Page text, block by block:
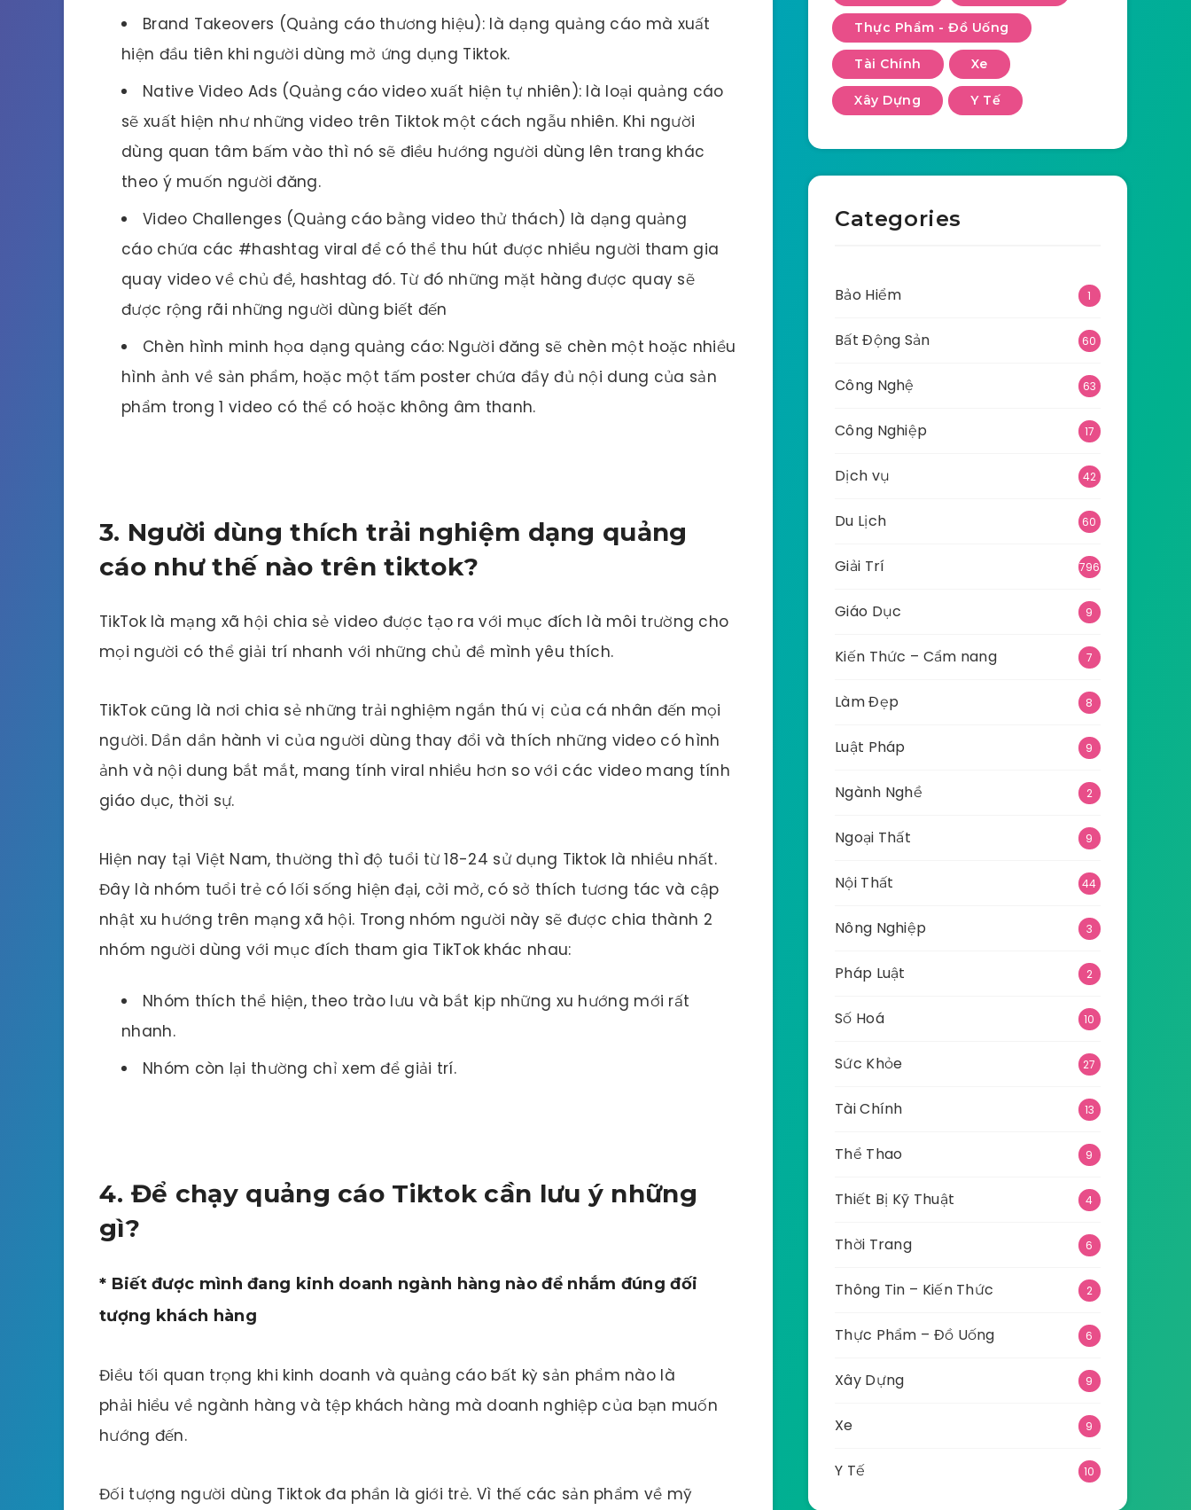
Brand Takeovers (Quảng cáo thương hiệu): là dạng quảng cáo mà xuất
hiện đầu tiên khi người dùng mở ứng dụng Tiktok.
Native Video Ads (Quảng cáo video xuất hiện tự nhiên): là loại quảng cáo
sẽ xuất hiện như những video trên Tiktok một cách ngẫu nhiên. Khi người
dùng quan tâm bấm vào thì nó sẽ điều hướng người dùng lên trang khác
theo ý muốn người đăng.
Video Challenges (Quảng cáo bằng video thử thách) là dạng quảng
cáo chứa các #hashtag viral để có thể thu hút được nhiều người tham gia
quay video về chủ đề, hashtag đó. Từ đó những mặt hàng được quay sẽ
được rộng rãi những người dùng biết đến
Chèn hình minh họa dạng quảng cáo: Người đăng sẽ chèn một hoặc nhiều
hình ảnh về sản phẩm, hoặc một tấm poster chứa đầy đủ nội dung của sản
phẩm trong 1 video có thể có hoặc không âm thanh.
3. Người dùng thích trải nghiệm dạng quảng
cáo như thế nào trên tiktok?
TikTok là mạng xã hội chia sẻ video được tạo ra với mục đích là môi trường cho
mọi người có thể giải trí nhanh với những chủ đề mình yêu thích.
TikTok cũng là nơi chia sẻ những trải nghiệm ngắn thú vị của cá nhân đến mọi
người. Dần dần hành vi của người dùng thay đổi và thích những video có hình
ảnh và nội dung bắt mắt, mang tính viral nhiều hơn so với các video mang tính
giáo dục, thời sự.
Hiện nay tại Việt Nam, thường thì độ tuổi từ 18-24 sử dụng Tiktok là nhiều nhất.
Đây là nhóm tuổi trẻ có lối sống hiện đại, cởi mở, có sở thích tương tác và cập
nhật xu hướng trên mạng xã hội. Trong nhóm người này sẽ được chia thành 2
nhóm người dùng với mục đích tham gia TikTok khác nhau:
Nhóm thích thể hiện, theo trào lưu và bắt kịp những xu hướng mới rất
nhanh.
Nhóm còn lại thường chỉ xem để giải trí.
4. Để chạy quảng cáo Tiktok cần lưu ý những
gì?
* Biết được mình đang kinh doanh ngành hàng nào để nhắm đúng đối
tượng khách hàng
Điều tối quan trọng khi kinh doanh và quảng cáo bất kỳ sản phẩm nào là
phải hiểu về ngành hàng và tệp khách hàng mà doanh nghiệp của bạn muốn
hướng đến.
Đối tượng người dùng Tiktok đa phần là giới trẻ. Vì thế các sản phẩm về mỹ
Thực Phẩm - Đồ Uống
Tài Chính Xe
Xây Dựng Y Tế
Categories
Bảo Hiểm 1
Bất Động Sản 60
Công Nghệ 63
Công Nghiệp 17
Dịch vụ 42
Du Lịch 60
Giải Trí 796
Giáo Dục 9
Kiến Thức – Cẩm nang 7
Làm Đẹp 8
Luật Pháp 9
Ngành Nghề 2
Ngoại Thất 9
Nội Thất 44
Nông Nghiệp 3
Pháp Luật 2
Số Hoá 10
Sức Khỏe 27
Tài Chính 13
Thể Thao 9
Thiết Bị Kỹ Thuật 4
Thời Trang 6
Thông Tin – Kiến Thức 2
Thực Phẩm – Đồ Uống 6
Xây Dựng 9
Xe 9
Y Tế 10